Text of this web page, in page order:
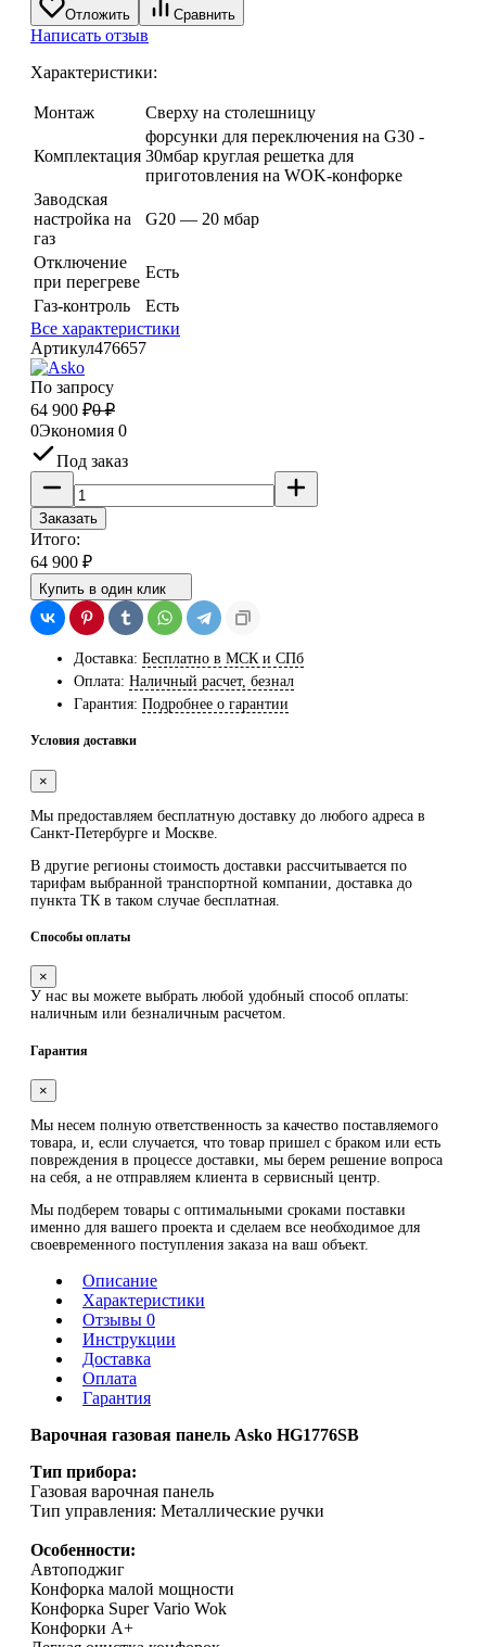
Отложить Сравнить
Написать отзыв
Характеристики:
Монтаж Сверху на столешницу
Комплектация
форсунки для переключения на G30 -
30мбар круглая решетка для
приготовления на WOK-конфорке
Заводская
настройка на
газ
G20 — 20 мбар
Отключение
при перегреве
Есть
Газ-контроль
Есть
Все характеристики
Артикул476657
По запросу
64 900 ₽0 ₽
0Экономия 0
Под заказ
Заказать
Итого:
64 900 ₽
Купить в один клик
Доставка: Бесплатно в МСК и СПб
Оплата: Наличный расчет, безнал
Гарантия: Подробнее о гарантии
Условия доставки
×
Мы предоставляем бесплатную доставку до любого адреса в
Санкт-Петербурге и Москве.
В другие регионы стоимость доставки рассчитывается по
тарифам выбранной транспортной компании, доставка до
пункта ТК в таком случае бесплатная
Способы оплаты
×
У нас вы можете выбрать любой удобный способ оплаты:
наличным или безналичным расчетом.
Гарантия
×
Мы несем полную ответственность за качество поставляемого
товара, и, если случается, что товар пришел с браком или есть
повреждения в процессе доставки, мы берем решение вопроса
на себя, а не отправляем клиента в сервисный центр.
Мы подберем товары с оптимальными сроками поставки
именно для вашего проекта и сделаем все необходимое для
своевременного поступления заказа на ваш объект.
Описание
Характеристики
Отзывы 0
Инструкции
Доставка
Оплата
Гарантия
Варочная газовая панель Asko HG1776SB
Тип прибора:
Газовая варочная панель
Тип управления: Металлические ручки
Особенности:
Автоподжиг
Конфорка малой мощности
Конфорка Super Vario Wok
Конфорки А+